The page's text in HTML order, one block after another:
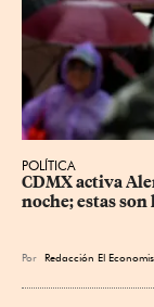
POLÍTICA
CDMX activa
noche; estas son
Por Redacción El